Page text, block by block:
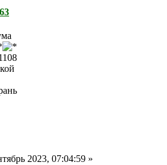
2023, 07:04:59 »